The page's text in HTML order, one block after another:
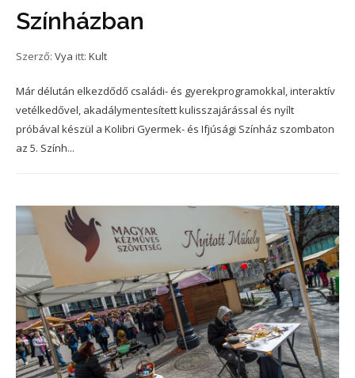
Színházban
Szerző: Vya itt: Kult
Már délután elkezdődő családi- és gyerekprogramokkal, interaktív
vetélkedővel, akadálymentesített kulisszajárással és nyílt
próbával készül a Kolibri Gyermek- és Ifjúsági Színház szombaton
az 5. Szính...